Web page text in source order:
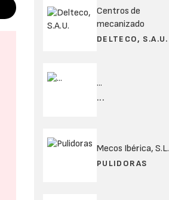
Centros de
mecanizado
DELTECO, S.A.U.
...
...
Mecos Ibérica, S.L.
PULIDORAS